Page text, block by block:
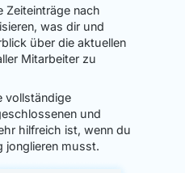
Zeiteinträge nach
was dir und
über die aktuellen
Mitarbeiter zu
vollständige
und
hilfreich ist, wenn du
jonglieren musst.